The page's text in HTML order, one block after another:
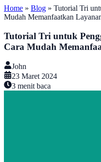
Home » Blog » Tutorial Tri
Mudah Memanfaatkan
Tutorial Tri untuk
Cara Mudah
John
23 Maret 2024
3 menit baca